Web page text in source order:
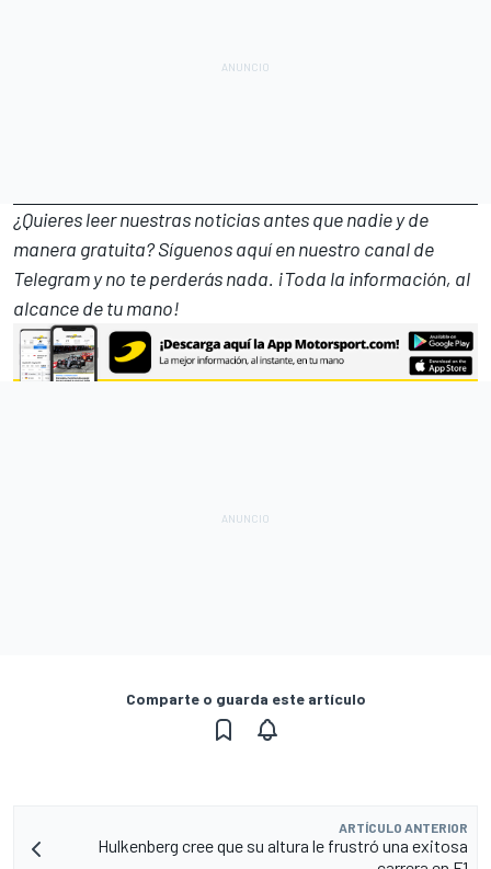
¿Quieres leer nuestras noticias antes que nadie y de
manera gratuita? Síguenosaquí en nuestro canal de
Telegramy no te perderás nada. ¡Toda la información, al
alcance de tu mano!
Comparte o guarda este artículo
ARTÍCULO ANTERIOR
Hulkenberg cree que su altura le frustró una exitosa